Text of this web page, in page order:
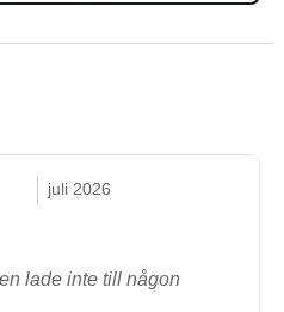
juli 2026
lade inte till någon